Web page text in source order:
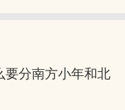
要分南方小年和北